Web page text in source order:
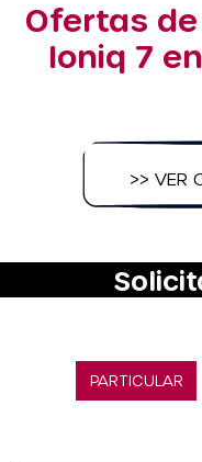
Ofertas
Ioniq 7
>> VER
PARTICULAR